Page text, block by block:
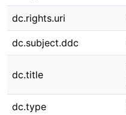
dc.rights.uri
dc.subject.ddc
dc.title
dc.type